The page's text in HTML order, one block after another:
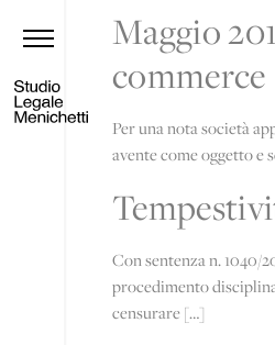
Maggio
commerce
Per una nota società
avente come oggetto
Con sentenza n. 1040/
procedimento
censurare […]